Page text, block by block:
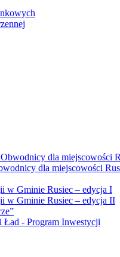
dla miejscowości
w Gminie Rusiec – edycja I
w Gminie Rusiec – edycja II
Ład - Program Inwestycji